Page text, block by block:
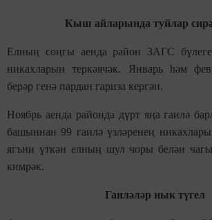
Кыш айларында туйлар
Елның соңгы аенда район ЗАГС
никахларын теркәячәк. Январь һәм
берәр генә пардан гариза кергән.
Ноябрь аенда районда дүрт яңа гаилә
башыннан 99 гаилә үзләренең
ягъни үткән елның шул чоры белән
кимрәк.
Гаиләләр нык түгел